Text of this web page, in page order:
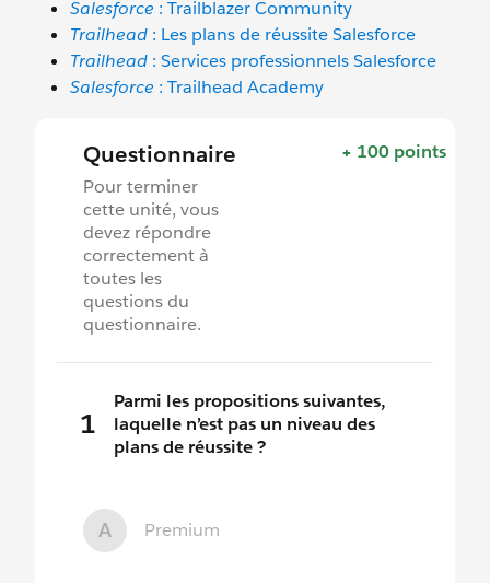
Salesforce : Trailblazer Community
Trailhead : Les plans de réussite Salesforce
Trailhead : Services professionnels Salesforce
Salesforce : Trailhead Academy